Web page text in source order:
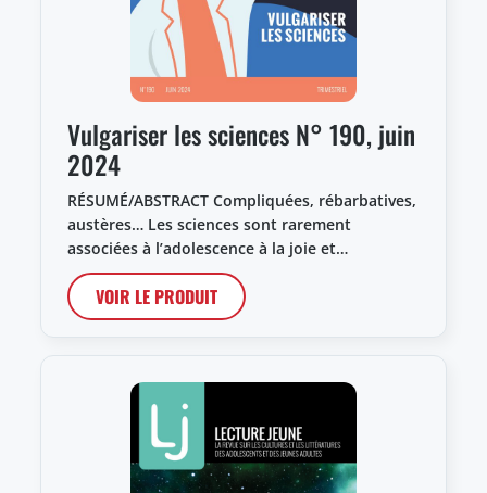
Vulgariser les sciences N° 190, juin
2024
RÉSUMÉ/ABSTRACT Compliquées, rébarbatives,
austères… Les sciences sont rarement
associées à l’adolescence à la joie et…
VOIR LE PRODUIT